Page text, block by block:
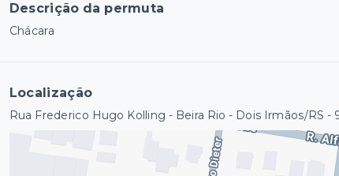
Descrição da permuta
Chácara
Localização
Rua Frederico Hugo Kolling - Beira Rio - Dois Irmãos/RS -